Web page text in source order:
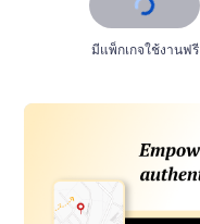
มีแพ็กเกจใช้งานฟรี